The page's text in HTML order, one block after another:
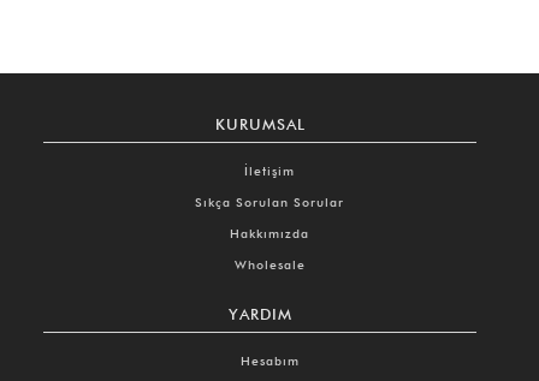
KURUMSAL
İletişim
Sıkça Sorulan Sorular
Hakkımızda
Wholesale
YARDIM
Hesabım